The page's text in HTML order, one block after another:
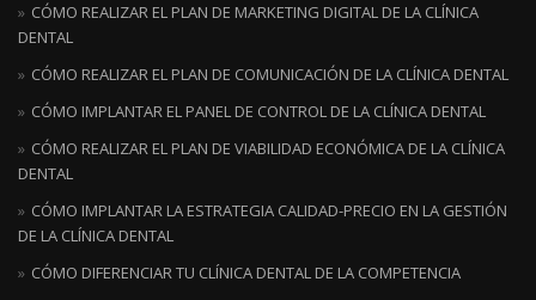
CÓMO REALIZAR EL PLAN DE MARKETING DIGITAL DE LA CLÍNICA
DENTAL
CÓMO REALIZAR EL PLAN DE COMUNICACIÓN DE LA CLÍNICA DENTAL
CÓMO IMPLANTAR EL PANEL DE CONTROL DE LA CLÍNICA DENTAL
CÓMO REALIZAR EL PLAN DE VIABILIDAD ECONÓMICA DE LA CLÍNICA
DENTAL
CÓMO IMPLANTAR LA ESTRATEGIA CALIDAD-PRECIO EN LA GESTIÓN
DE LA CLÍNICA DENTAL
CÓMO DIFERENCIAR TU CLÍNICA DENTAL DE LA COMPETENCIA